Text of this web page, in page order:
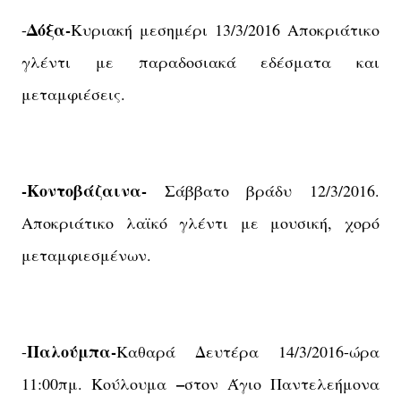
-Δόξα-Κυριακή μεσημέρι 13/3/2016 Αποκριάτικο
γλέντι με παραδοσιακά εδέσματα και
μεταμφιέσεις.
-Κοντοβάζαινα- Σάββατο βράδυ 12/3/2016.
Αποκριάτικο λαϊκό γλέντι με μουσική, χορό
μεταμφιεσμένων.
-Παλούμπα-Καθαρά Δευτέρα 14/3/2016-ώρα
11:00πμ. Κούλουμα –στον Άγιο Παντελεήμονα